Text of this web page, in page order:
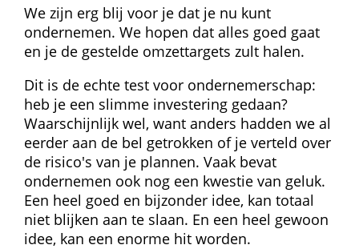
We zijn erg blij voor je dat je nu kunt
ondernemen. We hopen dat alles goed gaat
en je de gestelde omzettargets zult halen.
Dit is de echte test voor ondernemerschap:
heb je een slimme investering gedaan?
Waarschijnlijk wel, want anders hadden we al
eerder aan de bel getrokken of je verteld over
de risico's van je plannen. Vaak bevat
ondernemen ook nog een kwestie van geluk.
Een heel goed en bijzonder idee, kan totaal
niet blijken aan te slaan. En een heel gewoon
idee, kan een enorme hit worden.